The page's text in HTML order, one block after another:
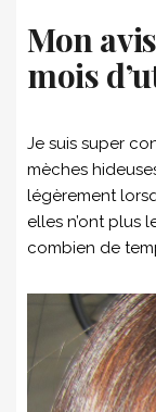
Mon
mois
Je suis super
mèches
légèrement
elles n’ont plus
combien de